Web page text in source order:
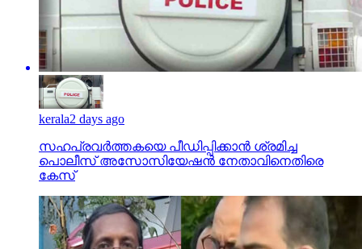
kerala2 days ago
സഹപ്രവര്‍ത്തകയെ പീഡിപ്പിക്കാന്‍ ശ്രമിച്ച
കേസ്